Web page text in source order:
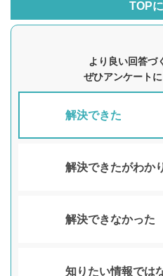
TOP
より良い回答づ
ぜひアンケート
解決できた
解決できたがわか
解決できなかった
知りたい情報では